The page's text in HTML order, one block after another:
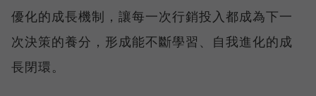
優化的成長機制，讓每一次行銷投入都成為下一
次決策的養分，形成能不斷學習、自我進化的成
長閉環。